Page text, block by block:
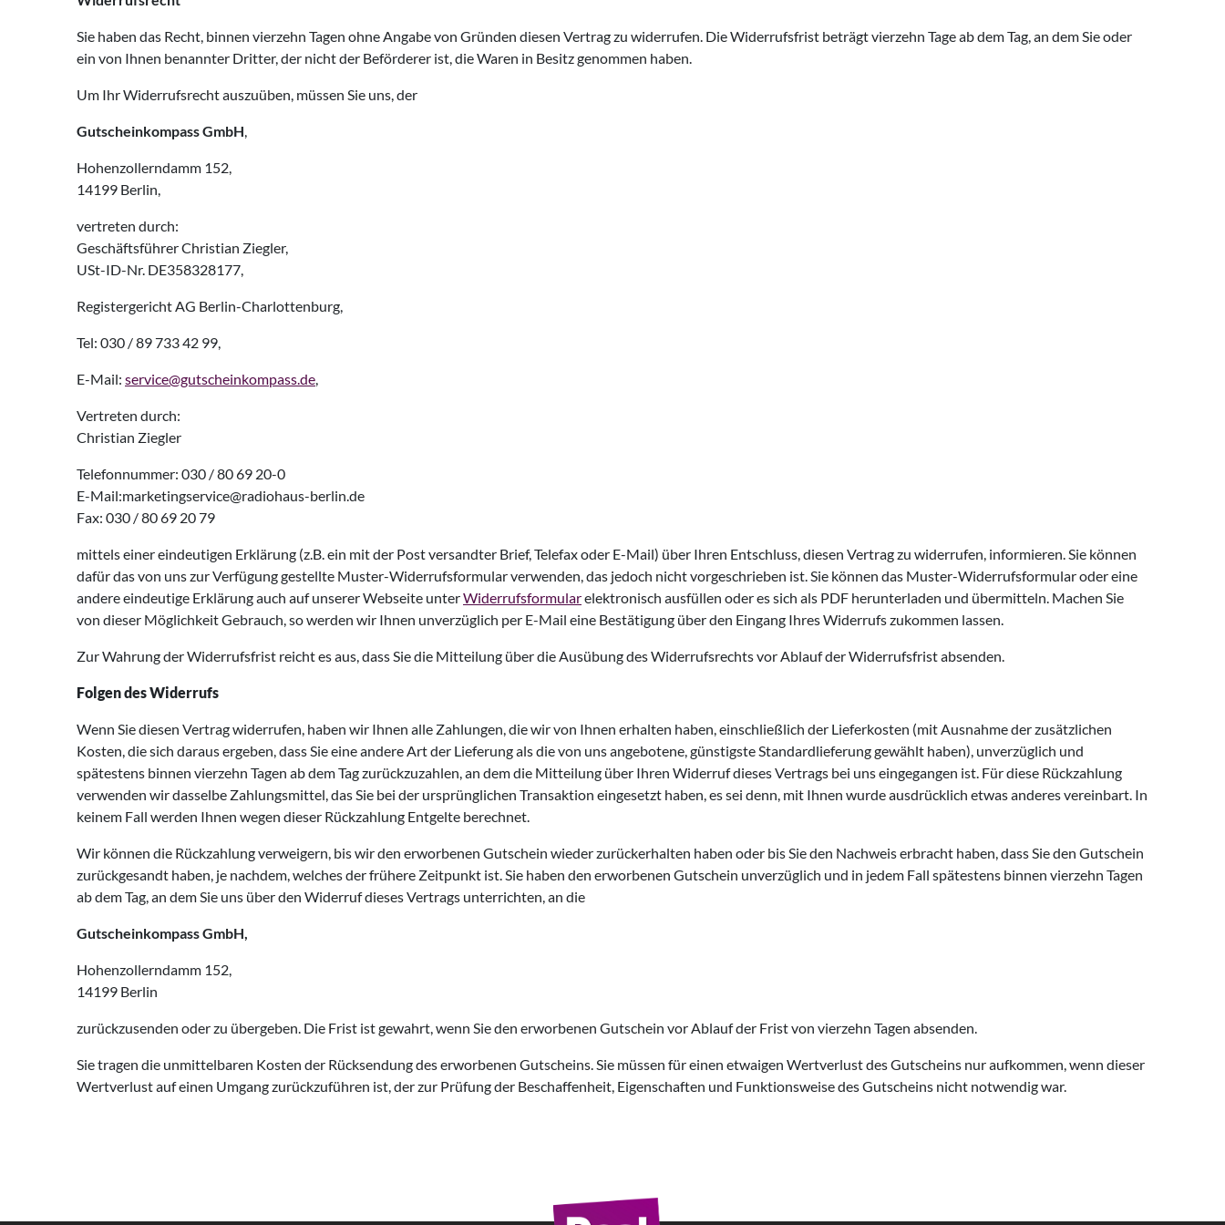
Sie haben das Recht, binnen vierzehn Tagen ohne Angabe von Gründen diesen Vertrag zu widerrufen. Die Widerrufsfrist beträgt vierzehn Tage ab dem Tag, an dem Sie oder
ein von Ihnen benannter Dritter, der nicht der Beförderer ist, die Waren in Besitz genommen haben.
Um Ihr Widerrufsrecht auszuüben, müssen Sie uns, der
Gutscheinkompass GmbH,
Hohenzollerndamm 152,
14199 Berlin,
vertreten durch:
Geschäftsführer Christian Ziegler,
USt-ID-Nr. DE358328177,
Registergericht AG Berlin-Charlottenburg,
Tel: 030 / 89 733 42 99,
E-Mail: service@gutscheinkompass.de,
Vertreten durch:
Christian Ziegler
Telefonnummer: 030 / 80 69 20-0
E-Mail:marketingservice@radiohaus-berlin.de
Fax: 030 / 80 69 20 79
mittels einer eindeutigen Erklärung (z.B. ein mit der Post versandter Brief, Telefax oder E-Mail) über Ihren Entschluss, diesen Vertrag zu widerrufen, informieren. Sie können
dafür das von uns zur Verfügung gestellte Muster-Widerrufsformular verwenden, das jedoch nicht vorgeschrieben ist. Sie können das Muster-Widerrufsformular oder eine
andere eindeutige Erklärung auch auf unserer Webseite unterWiderrufsformularelektronisch ausfüllen oder es sich als PDF herunterladen und übermitteln. Machen Sie
von dieser Möglichkeit Gebrauch, so werden wir Ihnen unverzüglich per E-Mail eine Bestätigung über den Eingang Ihres Widerrufs zukommen lassen.
Zur Wahrung der Widerrufsfrist reicht es aus, dass Sie die Mitteilung über die Ausübung des Widerrufsrechts vor Ablauf der Widerrufsfrist absenden.
Folgen des Widerrufs
Wenn Sie diesen Vertrag widerrufen, haben wir Ihnen alle Zahlungen, die wir von Ihnen erhalten haben, einschließlich der Lieferkosten (mit Ausnahme der zusätzlichen
Kosten, die sich daraus ergeben, dass Sie eine andere Art der Lieferung als die von uns angebotene, günstigste Standardlieferung gewählt haben), unverzüglich und
spätestens binnen vierzehn Tagen ab dem Tag zurückzuzahlen, an dem die Mitteilung über Ihren Widerruf dieses Vertrags bei uns eingegangen ist. Für diese Rückzahlung
verwenden wir dasselbe Zahlungsmittel, das Sie bei der ursprünglichen Transaktion eingesetzt haben, es sei denn, mit Ihnen wurde ausdrücklich etwas anderes vereinbart. In
keinem Fall werden Ihnen wegen dieser Rückzahlung Entgelte berechnet.
Wir können die Rückzahlung verweigern, bis wir den erworbenen Gutschein wieder zurückerhalten haben oder bis Sie den Nachweis erbracht haben, dass Sie den Gutschein
zurückgesandt haben, je nachdem, welches der frühere Zeitpunkt ist. Sie haben den erworbenen Gutschein unverzüglich und in jedem Fall spätestens binnen vierzehn Tagen
ab dem Tag, an dem Sie uns über den Widerruf dieses Vertrags unterrichten, an die
Gutscheinkompass GmbH,
Hohenzollerndamm 152,
14199 Berlin
zurückzusenden oder zu übergeben. Die Frist ist gewahrt, wenn Sie den erworbenen Gutschein vor Ablauf der Frist von vierzehn Tagen absenden.
Sie tragen die unmittelbaren Kosten der Rücksendung des erworbenen Gutscheins. Sie müssen für einen etwaigen Wertverlust des Gutscheins nur aufkommen, wenn dieser
Wertverlust auf einen Umgang zurückzuführen ist, der zur Prüfung der Beschaffenheit, Eigenschaften und Funktionsweise des Gutscheins nicht notwendig war.